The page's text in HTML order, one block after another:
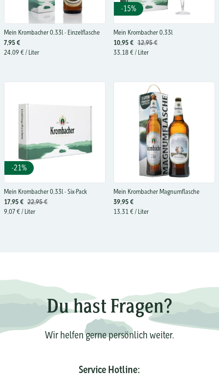
Mein Krombacher 0,33l - Einzelflasche
7,95 €
24,09 €/ Liter
-15%
Mein Krombacher 0,33l
10,95 € 12,95 €
33,18 €/ Liter
-21%
Mein Krombacher 0,33l - Six-Pack
17,95 € 22,95 €
9,07 €/ Liter
Mein Krombacher Magnumflasche
39,95 €
13,31 €/ Liter
Du hast Fragen?
Wir helfen gerne persönlich weiter.
Service Hotline: